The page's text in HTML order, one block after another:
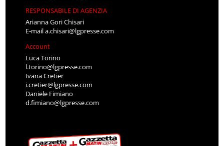
RESPONSABILE DI AGENZIA
Arianna Gori Chisari
E-maila.chisari@lgpresse.com
Account
Luca Torino
l.torino@lgpresse.com
Ivana Cretier
i.cretier@lgpresse.com
Daniele Fimiano
d.fimiano@lgpresse.com